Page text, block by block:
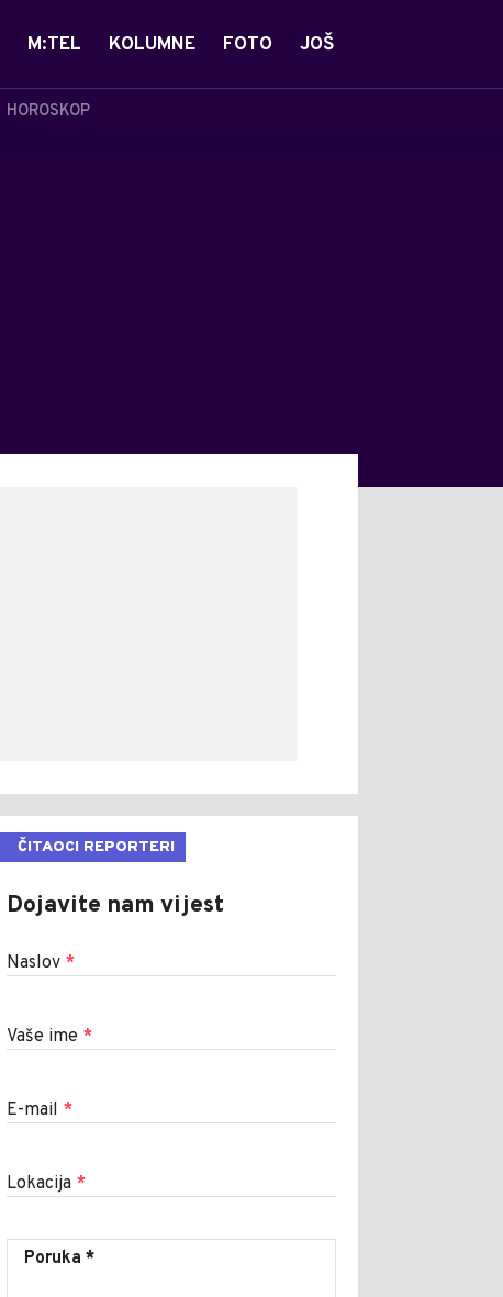
HOROSKOP
M:TEL KOLUMNE FOTO JOŠ
ČITAOCI REPORTERI
Dojavite nam vijest
Naslov *
Vaše ime *
E-mail *
Lokacija *